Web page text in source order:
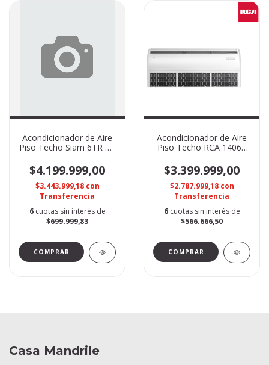
Acondicionador de Aire
Piso Techo Siam 6TR FC
$4.199.999,00
$3.443.999,18 con
Transferencia
6 cuotas sin interés de
$699.999,83
Acondicionador de Aire
Piso Techo RCA 14060
$3.399.999,00
$2.787.999,18 con
Transferencia
6 cuotas sin interés de
$566.666,50
Casa Mandrile